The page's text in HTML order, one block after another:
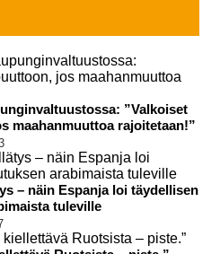
”Valkoiset
maahanmuuttoa rajoitetaan!”
– näin Espanja loi täydellisen
tuleville